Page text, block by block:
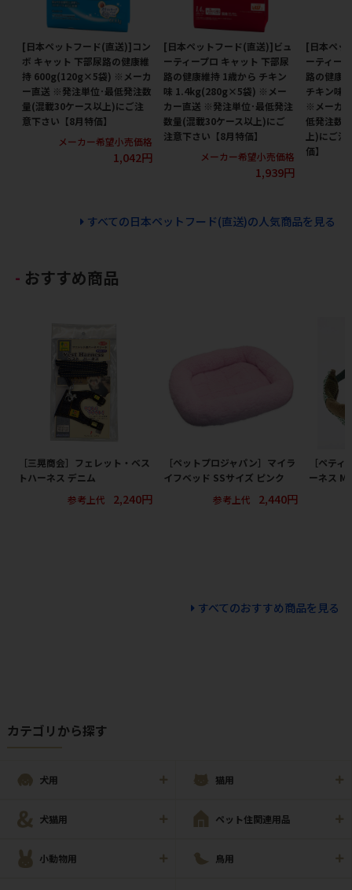
[日本ペットフード(直送)]コン
ボ キャット 下部尿路の健康維
持 600g(120g×5袋) ※メーカ
ー直送 ※発注単位･最低発注数
量(混載30ケース以上)にご注
意下さい【8月特価】
メーカー希望小売価格
1,042円
[日本ペットフード(直送)]ビュ
ーティープロ キャット 下部尿
路の健康維持 1歳から チキン
味 1.4kg(280g×5袋) ※メー
カー直送 ※発注単位･最低発注
数量(混載30ケース以上)にご
注意下さい【8月特価】
メーカー希望小売価格
1,939円
[日本ペッ
ーティー
路の健康
チキン味
※メーカ
低発注数
上)にご注
価】
すべての日本ペットフード(直送)の人気商品を見る
おすすめ商品
［三晃商会］フェレット・ベス
トハーネス デニム
参考上代
2,240円
［ペットプロジャパン］マイラ
イフベッド SSサイズ ピンク
参考上代
2,440円
［ペテ
ーネス M
すべてのおすすめ商品を見る
カテゴリから探す
犬用 猫用
犬猫用 ペット住関連用品
小動物用 鳥用